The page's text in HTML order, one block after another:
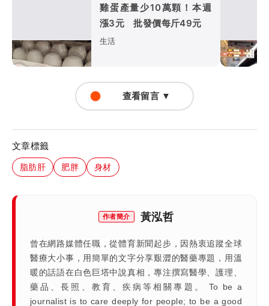
雞蛋產量少10萬顆！本週
漲3元 批發價每斤49元
生活
查看留言 ▼
文章標籤
脂肪肝 肥胖 身材
作者簡介 黃泓哲
曾在網路媒體任職，從體育新聞起步，因熱衷追蹤全球
醫療大小事，用簡單的文字分享艱澀的醫藥專題，用溫
暖的話語在白色巨塔中說真相，專注撰寫醫學、護理、
藥品、長照、教育、疾病等相關專題。 To be a
journalist is to care deeply for people; to be a good